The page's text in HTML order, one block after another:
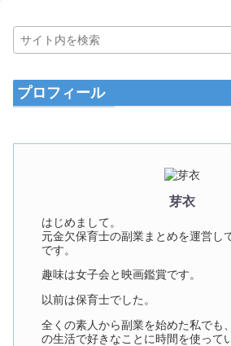
プロフィール
芽衣
はじめまして。
元金欠保育士の副業まとめを運営し
です。
趣味は女子会と映画鑑賞です。
以前は保育士でした。
全くの素人から副業を始めた私でも
の生活で好きなことに時間を使って